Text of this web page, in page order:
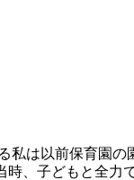
私は以前保育園の
時、子どもと全力